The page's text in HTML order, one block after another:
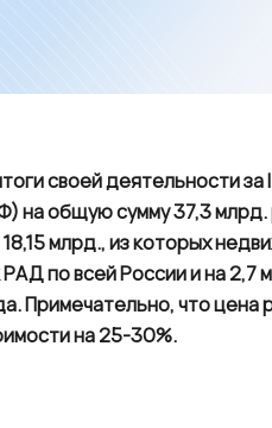
своей деятельности заI
на общую сумму 37,3 млрд.
млрд., из которых
по всей России и на
Примечательно, что цена
на 25-30%.